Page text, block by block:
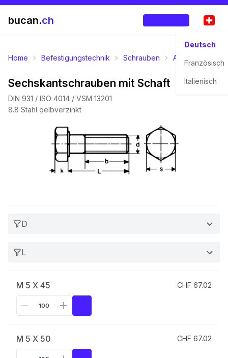
bucan.ch
Deutsch
Französisch
Italienisch
Home Befestigungstechnik Schrauben
Sechskantschrauben mit Schaft
DIN 931 / ISO 4014 / VSM 13201
8.8 Stahl gelbverzinkt
D
L
M 5 X 45 CHF 67.02
M 5 X 50 CHF 67.02